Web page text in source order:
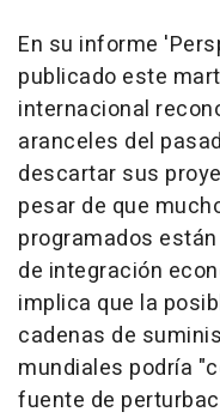
En su informe
publicado este
internacional
aranceles del
descartar sus
pesar de que
programados
de integración
implica que la
cadenas de
mundiales podría
fuente de